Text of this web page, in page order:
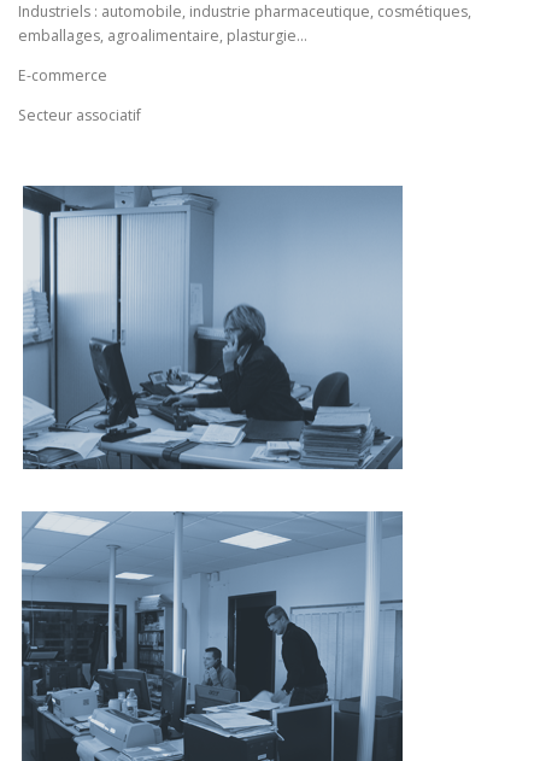
Industriels : automobile, industrie pharmaceutique, cosmétiques,
emballages, agroalimentaire, plasturgie…
E-commerce
Secteur associatif